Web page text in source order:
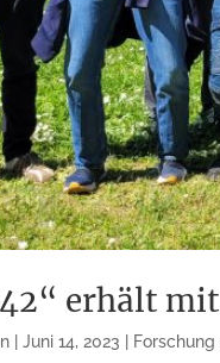
erhält
|Juni 14, 2023 |